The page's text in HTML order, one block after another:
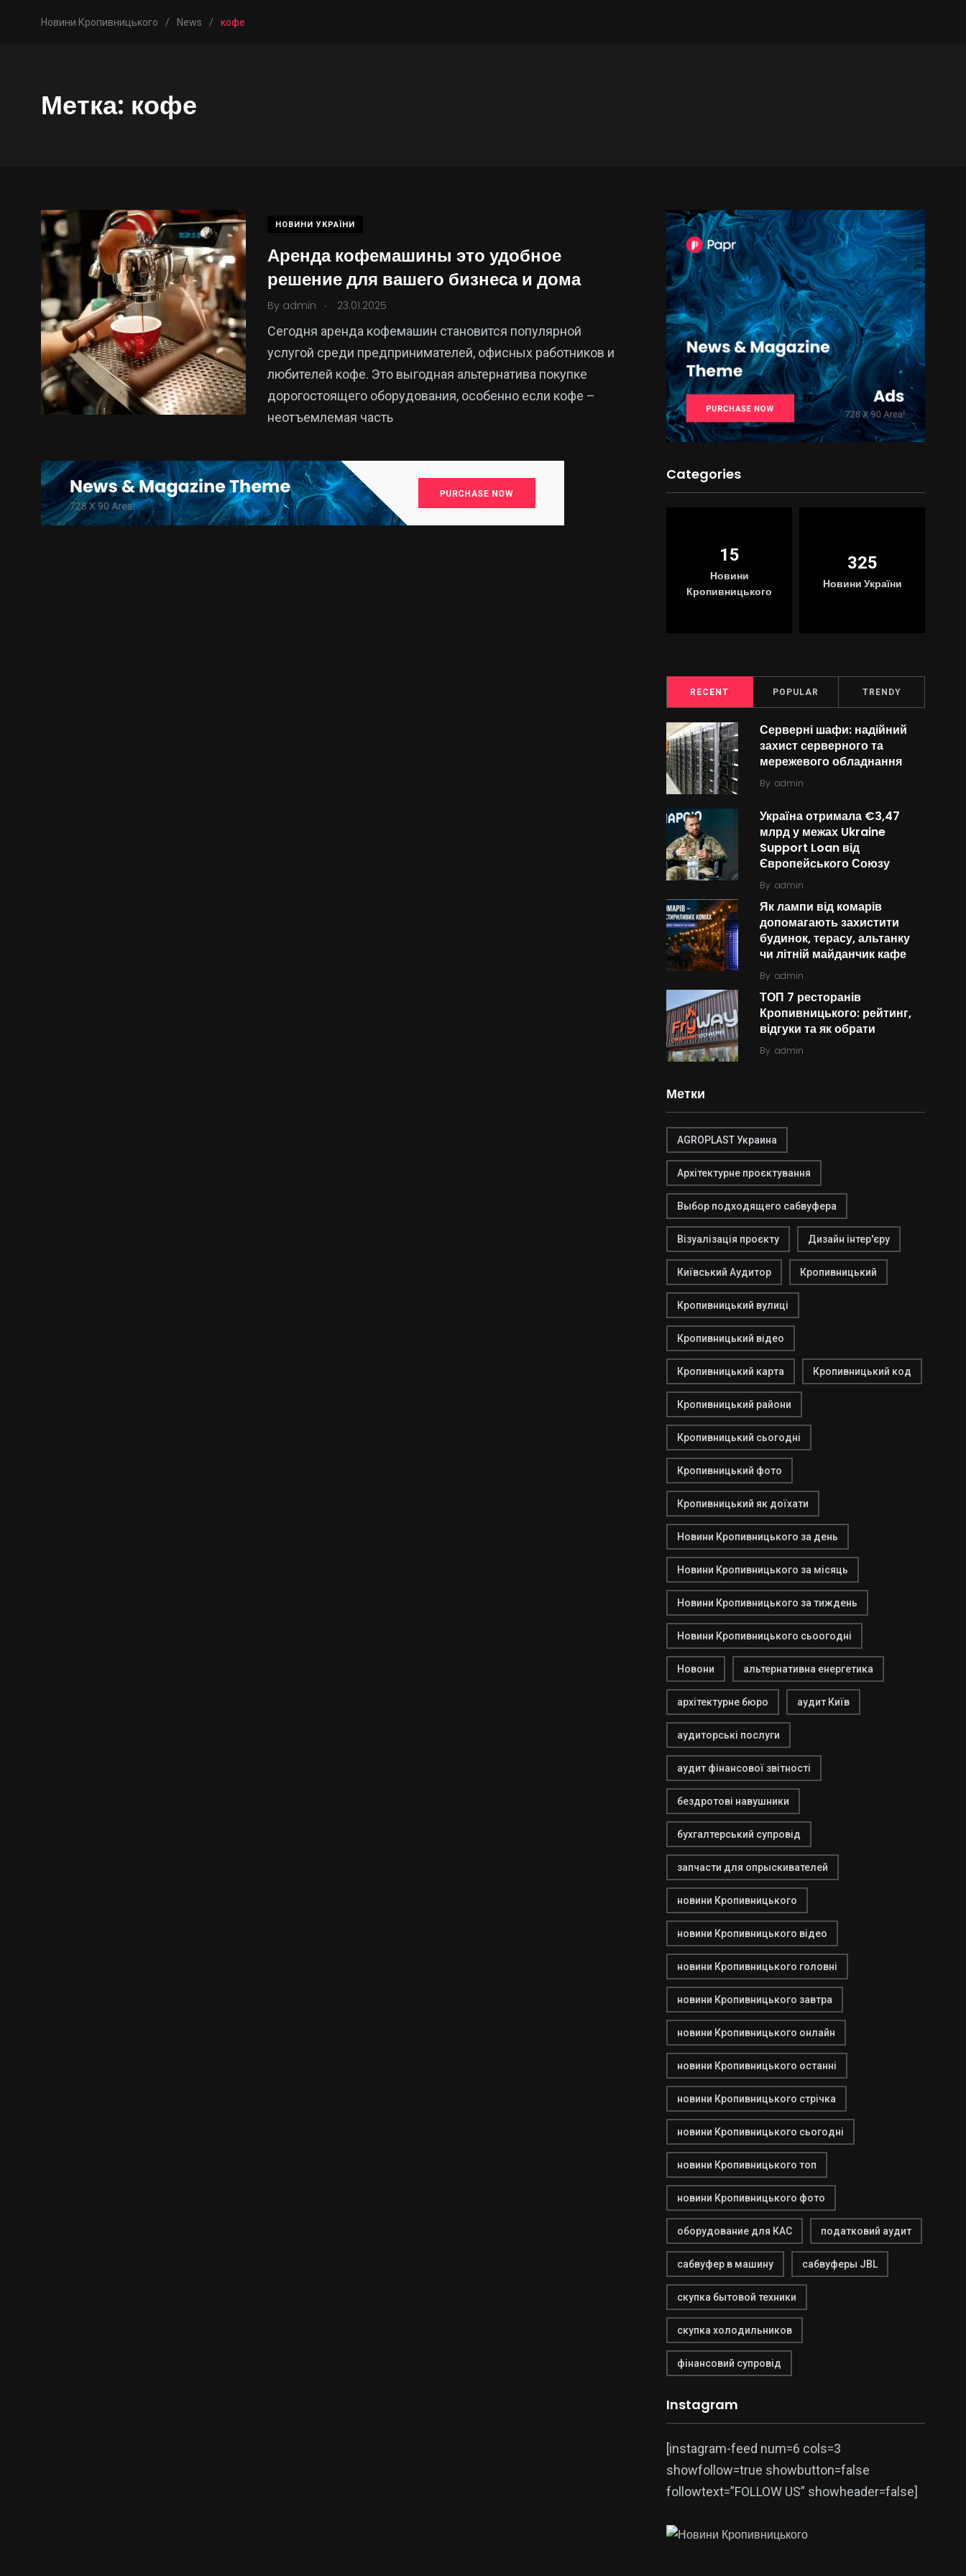
Новини Кропивницького / News / кофе
Метка: кофе
НОВИНИ УКРАЇНИ
Аренда кофемашины это удобное
решение для вашего бизнеса и дома
By admin . 23.01.2025
Сегодня аренда кофемашин становится популярной
услугой среди предпринимателей, офисных работников и
любителей кофе. Это выгодная альтернатива покупке
дорогостоящего оборудования, особенно если кофе –
неотъемлемая часть
Categories
15
Новини
Кропивницького
325
Новини України
RECENT POPULAR TRENDY
Серверні шафи: надійний
захист серверного та
мережевого обладнання
By admin
Україна отримала €3,47
млрд у межах Ukraine
Support Loan від
Європейського Союзу
By admin
Як лампи від комарів
допомагають захистити
будинок, терасу, альтанку
чи літній майданчик кафе
By admin
ТОП 7 ресторанів
Кропивницького: рейтинг,
відгуки та як обрати
By admin
Метки
AGROPLAST Украина
Архітектурне проєктування
Выбор подходящего сабвуфера
Візуалізація проєкту Дизайн інтер'єру
Київський Аудитор Кропивницький
Кропивницький вулиці
Кропивницький відео
Кропивницький карта Кропивницький код
Кропивницький райони
Кропивницький сьогодні
Кропивницький фото
Кропивницький як доїхати
Новини Кропивницького за день
Новини Кропивницького за місяць
Новини Кропивницького за тиждень
Новини Кропивницького сьоогодні
Новони альтернативна енергетика
архітектурне бюро аудит Київ
аудиторські послуги
аудит фінансової звітності
бездротові навушники
бухгалтерський супровід
запчасти для опрыскивателей
новини Кропивницького
новини Кропивницького відео
новини Кропивницького головні
новини Кропивницького завтра
новини Кропивницького онлайн
новини Кропивницького останні
новини Кропивницького стрічка
новини Кропивницького сьогодні
новини Кропивницького топ
новини Кропивницького фото
оборудование для КАС податковий аудит
сабвуфер в машину сабвуферы JBL
скупка бытовой техники
скупка холодильников
фінансовий супровід
Instagram
[instagram-feed num=6 cols=3
showfollow=true showbutton=false
followtext=”FOLLOW US” showheader=false]